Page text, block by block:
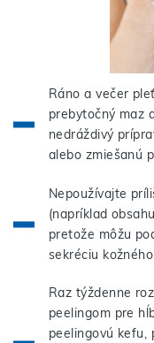
Ráno a večer
prebytočný maz
nedráždivý
alebo zmiešanú
Nepoužívajte
(napríklad
pretože môžu
sekréciu kožného
Raz týždenne
peelingom pre
peelingovú kefu,